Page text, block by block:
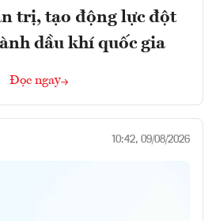
trị, tạo động lực đột
dầu khí quốc gia
Đọc ngay
10:42, 09/08/2026